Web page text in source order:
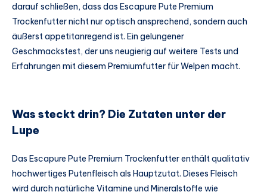
darauf schließen, dass das Escapure Pute Premium
Trockenfutter nicht nur optisch ansprechend, sondern auch
äußerst appetitanregend ist. Ein gelungener
Geschmackstest, der uns neugierig auf weitere Tests und
Erfahrungen mit diesem Premiumfutter für Welpen macht.
Was steckt drin? Die Zutaten unter der
Lupe
Das Escapure Pute Premium Trockenfutter enthält qualitativ
hochwertiges Putenfleisch als Hauptzutat. Dieses Fleisch
wird durch natürliche Vitamine und Mineralstoffe wie